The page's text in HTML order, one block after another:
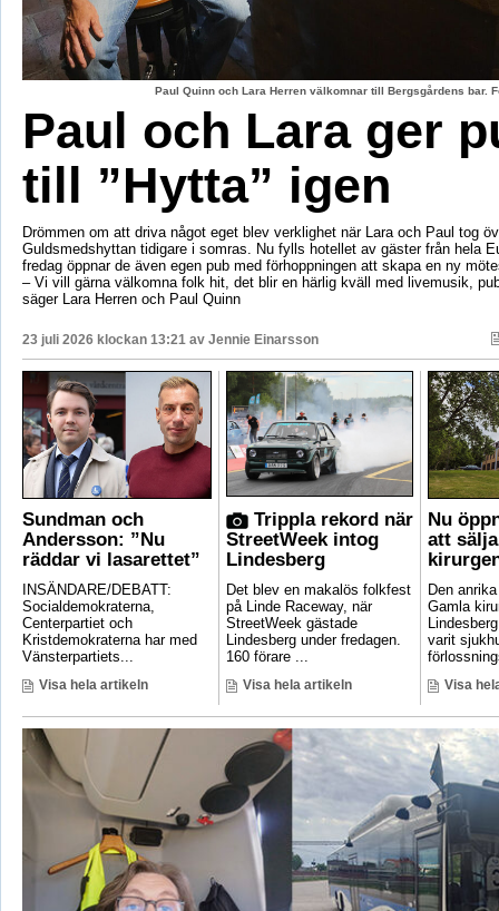
Paul Quinn och Lara Herren välkomnar till Bergsgårdens bar.
Paul och Lara ger
till ”Hytta” igen
Drömmen om att driva något eget blev verklighet när Lara och Paul tog
Guldsmedshyttan tidigare i somras. Nu fylls hotellet av gäster från hela
fredag öppnar de även egen pub med förhoppningen att skapa en ny
– Vi vill gärna välkomna folk hit, det blir en härlig kväll med livemusik,
säger Lara Herren och Paul Quinn
23 juli 2026 klockan 13:21 av Jennie Einarsson
Sundman och
Andersson: ”Nu
räddar vi lasarettet”
INSÄNDARE/DEBATT:
Socialdemokraterna,
Centerpartiet och
Kristdemokraterna har med
Vänsterpartiets...
Visa hela artikeln
Trippla rekord när
StreetWeek intog
Lindesberg
Det blev en makalös folkfest
på Linde Raceway, när
StreetWeek gästade
Lindesberg under fredagen.
160 förare ...
Visa hela artikeln
Nu
att
Den
Gamla
varit
Visa